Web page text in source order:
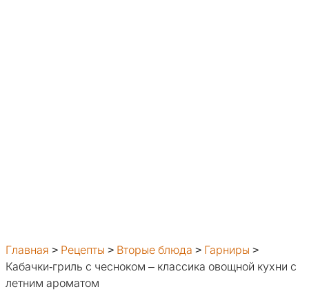
Главная > Рецепты > Вторые блюда > Гарниры >
Кабачки-гриль с чесноком – классика овощной кухни с
летним ароматом